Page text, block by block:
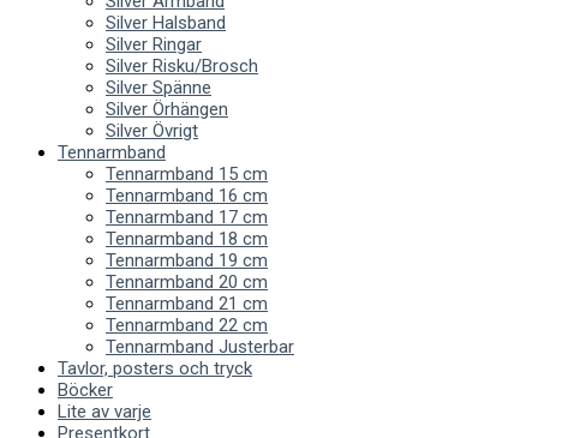
Silver Halsband
Silver Ringar
Silver Risku/Brosch
Silver Spänne
Silver Örhängen
Silver Övrigt
Tennarmband
Tennarmband 15 cm
Tennarmband 16 cm
Tennarmband 17 cm
Tennarmband 18 cm
Tennarmband 19 cm
Tennarmband 20 cm
Tennarmband 21 cm
Tennarmband 22 cm
Tennarmband Justerbar
Tavlor, posters och tryck
Böcker
Lite av varje